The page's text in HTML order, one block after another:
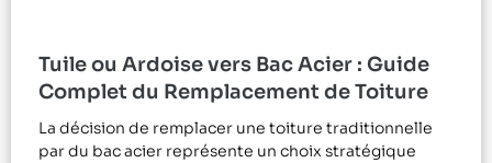
Tuile ou Ardoise vers Bac Acier : Guide
Complet du Remplacement de Toiture
La décision de remplacer une toiture traditionnelle
par du bac acier représente un choix stratégique